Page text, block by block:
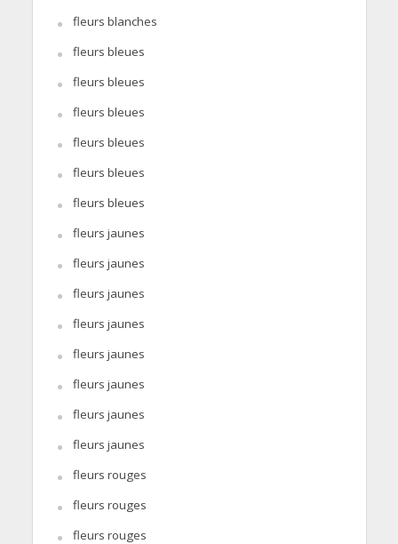
fleurs blanches
fleurs bleues
fleurs bleues
fleurs bleues
fleurs bleues
fleurs bleues
fleurs bleues
fleurs jaunes
fleurs jaunes
fleurs jaunes
fleurs jaunes
fleurs jaunes
fleurs jaunes
fleurs jaunes
fleurs jaunes
fleurs rouges
fleurs rouges
fleurs rouges